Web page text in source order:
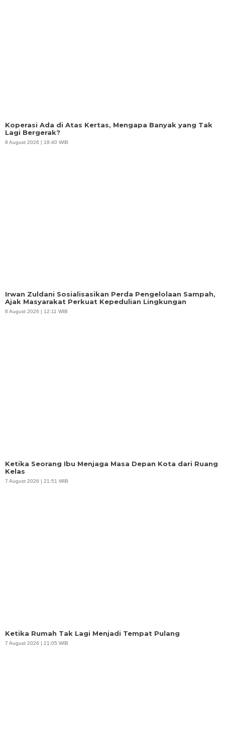
Koperasi Ada di Atas Kertas, Mengapa Banyak yang Tak
Lagi Bergerak?
8 August 2026 | 18:40 WIB
Irwan Zuldani Sosialisasikan Perda Pengelolaan Sampah,
Ajak Masyarakat Perkuat Kepedulian Lingkungan
8 August 2026 | 12:11 WIB
Ketika Seorang Ibu Menjaga Masa Depan Kota dari Ruang
Kelas
7 August 2026 | 21:51 WIB
Ketika Rumah Tak Lagi Menjadi Tempat Pulang
7 August 2026 | 21:05 WIB